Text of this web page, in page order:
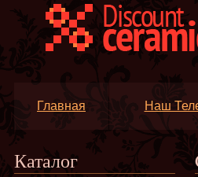
Главная Наш
Каталог